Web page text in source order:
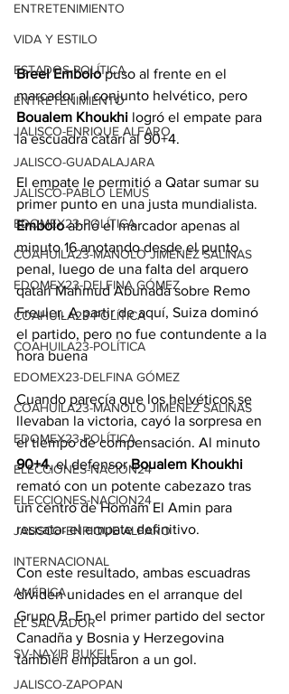
ENTRETENIMIENTO
VIDA Y ESTILO
ESTADOS-POLÍTICA
ENTRETENIMIENTO
JALISCO-ENRIQUE ALFARO
JALISCO-GUADALAJARA
JALISCO-PABLO LEMUS
EDOMEX23-POLÍTICA
COAHUILA23-MANOLO JIMÉNEZ SALINAS
EDOMEX23-DELFINA GÓMEZ
COAHUILA23-POLÍTICA
COAHUILA23-POLÍTICA
EDOMEX23-DELFINA GÓMEZ
COAHUILA23-MANOLO JIMÉNEZ SALINAS
EDOMEX23-POLÍTICA
ELECCIONES-NACION24
ELECCIONES-NACION24
JALISCO-ENRIQUE ALFARO
INTERNACIONAL
AMÉRICA
EL SALVADOR
SV-NAYIB BUKELE
JALISCO-ZAPOPAN
Breel Embolo puso al frente en el
marcador al conjunto helvético, pero
Boualem Khoukhi logró el empate para
la escuadra catarí al 90+4.
El empate le permitió a Qatar sumar su
primer punto en una justa mundialista.
Embolo abrió el marcador apenas al
minuto 16 anotando desde el punto
penal, luego de una falta del arquero
qatarí Mahmud Abunada sobre Remo
Freuler. A partir de aquí, Suiza dominó
el partido, pero no fue contundente a la
hora buena
Cuando parecía que los helvéticos se
llevaban la victoria, cayó la sorpresa en
el tiempo de compensación. Al minuto
90+4, el defensor Boualem Khoukhi
remató con un potente cabezazo tras
un centro de Homam El Amin para
rescatar el empate definitivo.
Con este resultado, ambas escuadras
dividen unidades en el arranque del
Grupo B. En el primer partido del sector
Canadña y Bosnia y Herzegovina
también empataron a un gol.